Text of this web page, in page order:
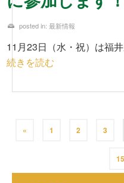
posted in: 最新情報
11月23日（水・祝）は
続きを読む
« 1 2 3
15